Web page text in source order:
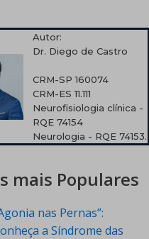
Autor:
Dr. Diego de Castro
CRM-SP 160074
CRM-ES 11.111
Neurofisiologia clínica -
RQE 74154
Neurologia - RQE 74153.
mais Populares
nas Pernas”:
a Síndrome das